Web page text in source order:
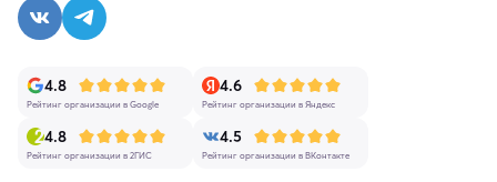
4.8
Рейтинг организации в Google
4.6
Рейтинг организации в Яндекс
4.8
Рейтинг организации в 2ГИС
4.5
Рейтинг организации в ВКонтакте